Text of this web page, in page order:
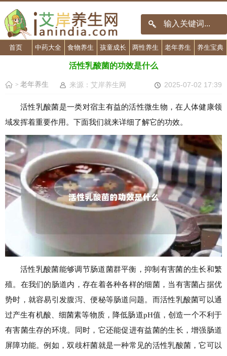
首页 中药大全 食物养生 孩童成长 两性养生 老年养生 养生宝典
活性乳酸菌的功效是什么
> 老年养生 来源：艾岸养生网 2025-07-02 17:39
活性乳酸菌是一类对宿主有益的活性微生物，在人体健康领
域发挥着重要作用。下面我们就来详细了解它的功效。
活性乳酸菌能够调节肠道菌群平衡，抑制有害菌的生长和繁
殖。在我们的肠道内，存在着各种各样的细菌，当有害菌占据优
势时，就容易引发腹泻、便秘等肠道问题。而活性乳酸菌可以通
过产生有机酸、细菌素等物质，降低肠道pH值，创造一个不利于
有害菌生存的环境。同时，它还能促进有益菌的生长，增强肠道
屏障功能。例如，双歧杆菌就是一种常见的活性乳酸菌，它可以